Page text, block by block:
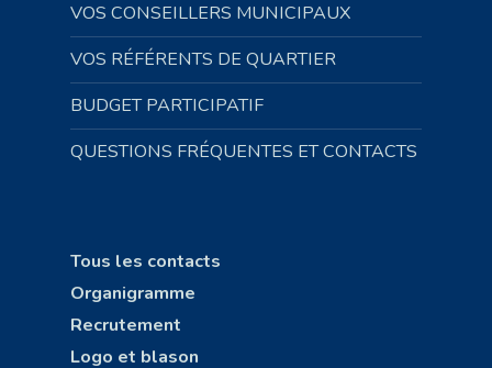
VOS CONSEILLERS MUNICIPAUX
VOS RÉFÉRENTS DE QUARTIER
BUDGET PARTICIPATIF
QUESTIONS FRÉQUENTES ET CONTACTS
Tous les contacts
Organigramme
Recrutement
Logo et blason